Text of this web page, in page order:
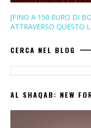
[FINO A 150 EURO DI
ATTRAVERSO QUESTO
CERCA NEL BLOG
AL SHAQAB: NEW